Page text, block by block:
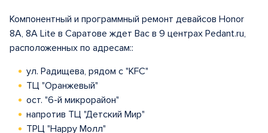
Компонентный и программный ремонт девайсов Honor
8A, 8A Lite в Саратове ждет Вас в 9 центрах Pedant.ru,
расположенных по адресам::
ул. Радищева, рядом с "KFC"
ТЦ "Оранжевый"
ост. "6-й микрорайон"
напротив ТЦ "Детский Мир"
ТРЦ "Happy Молл"